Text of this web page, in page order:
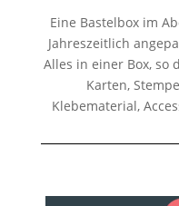
Eine Bastelbox im
Jahreszeitlich
Alles in einer Box, so
Karten,
Klebematerial,